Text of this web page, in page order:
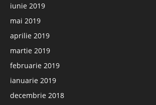
iunie 2019
mai 2019
aprilie 2019
martie 2019
februarie 2019
ianuarie 2019
decembrie 2018